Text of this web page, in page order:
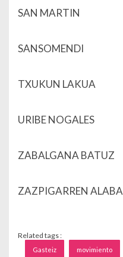
SAN MARTIN
SANSOMENDI
TXUKUN LAKUA
URIBE NOGALES
ZABALGANA BATUZ
ZAZPIGARREN ALABA
Related tags :
Gasteiz movimiento